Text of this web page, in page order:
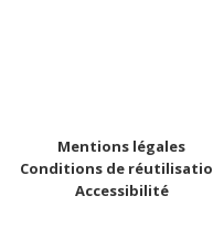
Mentions légales
Conditions de
Accessibilité